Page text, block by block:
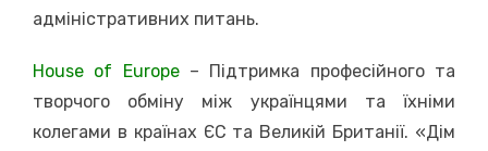
адміністративних питань.
House of Europе– Підтримка професійного та
творчого обміну між українцями та їхніми
колегами в країнах ЄС та Великій Британії. «Дім